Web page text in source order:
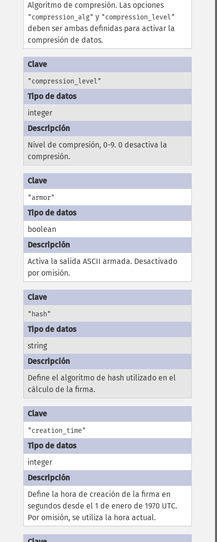
Algoritmo de compresión. Las opciones
"compression_alg" y "compression_level"
deben ser ambas definidas para activar la
compresión de datos.
"compression_level"
integer
Nivel de compresión, 0-9. 0 desactiva la
compresión.
"armor"
boolean
Activa la salida ASCII armada. Desactivado
por omisión.
"hash"
string
Define el algoritmo de hash utilizado en el
cálculo de la firma.
"creation_time"
integer
Define la hora de creación de la firma en
segundos desde el 1 de enero de 1970 UTC.
Por omisión, se utiliza la hora actual.